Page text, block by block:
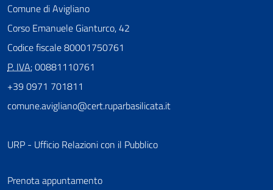
Comune di Avigliano
Corso Emanuele Gianturco, 42
Codice fiscale 80001750761
P. IVA:00881110761
+39 0971 701811
comune.avigliano@cert.ruparbasilicata.it
URP - Ufficio Relazioni con il Pubblico
Prenota appuntamento